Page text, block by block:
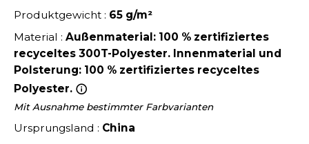
LABEL / TEAR AWAY
OF THE LOOM
OF THE LOOM VINTAGE
Produktgewicht : 65 g/m²
Material : Außenmaterial: 100 % zertifiziertes
recyceltes 300T-Polyester. Innenmaterial und
Polsterung: 100 % zertifiziertes recyceltes
Polyester.
Mit Ausnahme bestimmter Farbvarianten
Ursprungsland : China